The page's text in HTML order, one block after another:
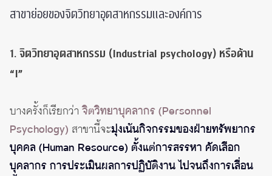
สาขาย่อยของจิตวิทยาอุตสาหกรรมและองค์การ
1. จิตวิทยาอุตสาหกรรม (Industrial psychology) หรือด้าน
“I”
บางครั้งก็เรียกว่าจิตวิทยาบุคลากร (Personnel
Psychology) สาขานี้จะมุ่งเน้นกิจกรรมของฝ่ายทรัพยากร
บุคคล (Human Resource) ตั้งแต่การสรรหา คัดเลือก
บุคลากร การประเมินผลการปฏิบัติงาน ไปจนถึงการเลื่อน